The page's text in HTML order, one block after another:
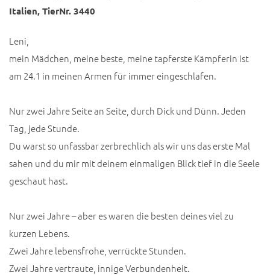
Italien, TierNr. 3440
Leni,
mein Mädchen, meine beste, meine tapferste Kämpferin ist
am 24.1 in meinen Armen für immer eingeschlafen.
Nur zwei Jahre Seite an Seite, durch Dick und Dünn. Jeden
Tag, jede Stunde.
Du warst so unfassbar zerbrechlich als wir uns das erste Mal
sahen und du mir mit deinem einmaligen Blick tief in die Seele
geschaut hast.
Nur zwei Jahre – aber es waren die besten deines viel zu
kurzen Lebens.
Zwei Jahre lebensfrohe, verrückte Stunden.
Zwei Jahre vertraute, innige Verbundenheit.